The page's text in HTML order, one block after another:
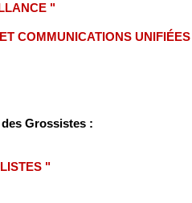
"
COMMUNICATIONS
Grossistes :
"